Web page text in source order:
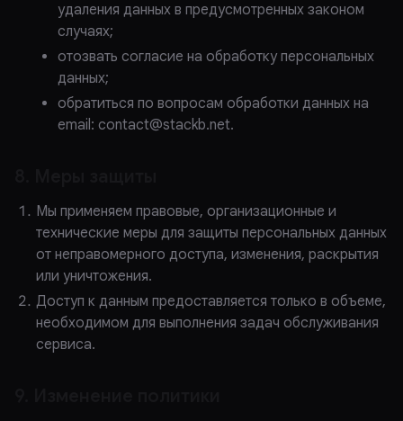
удаления данных в предусмотренных законом
случаях;
отозвать согласие на обработку персональных
данных;
обратиться по вопросам обработки данных на
email: contact@stackb.net.
Мы применяем правовые, организационные и
технические меры для защиты персональных данных
от неправомерного доступа, изменения, раскрытия
или уничтожения.
Доступ к данным предоставляется только в объеме,
необходимом для выполнения задач обслуживания
сервиса.